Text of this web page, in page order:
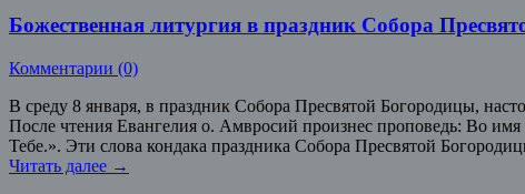
Божественная литургия в праздник Собора
Комментарии (0)
В среду 8 января, в праздник Собора Пресвятой Богородицы,
После чтения Евангелия о. Амвросий произнес проповедь: Во
Тебе.». Эти слова кондака праздника Собора Пресвятой
Читать далее →